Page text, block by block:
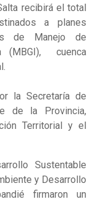
recibirá el total
a planes
de Manejo de
(MBGI), cuenca
la Secretaría de
de la Provincia,
Territorial y el
Sustentable
y Desarrollo
firmaron un